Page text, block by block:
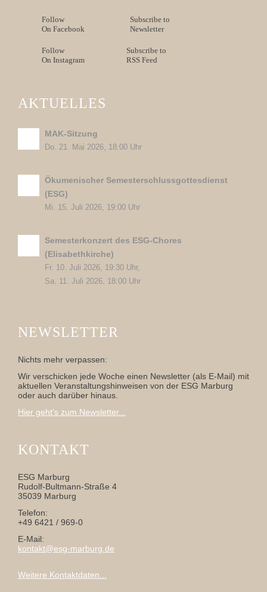
Follow
On Facebook
Subscribe to
Newsletter
Follow
On Instagram
Subscribe to
RSS Feed
AKTUELLES
MAK-Sitzung
Do. 21. Mai 2026, 18:00 Uhr
Ökumenischer Semesterschlussgottesdienst
(ESG)
Mi. 15. Juli 2026, 19:00 Uhr
Semesterkonzert des ESG-Chores
(Elisabethkirche)
Fr. 10. Juli 2026, 19:30 Uhr,
Sa. 11. Juli 2026, 18:00 Uhr
NEWSLETTER
Nichts mehr verpassen:
Wir verschicken jede Woche einen Newsletter (als E-Mail) mit
aktuellen Veranstaltungshinweisen von der ESG Marburg
oder auch darüber hinaus.
Hier geht's zum Newsletter...
KONTAKT
ESG Marburg
Rudolf-Bultmann-Straße 4
35039 Marburg
Telefon:
+49 6421 / 969-0
E-Mail:
kontakt@esg-marburg.de
Weitere Kontaktdaten...